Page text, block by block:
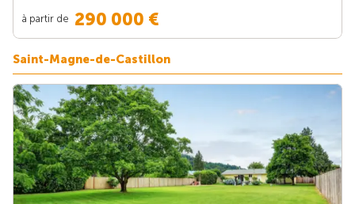
à partir de 290 000 €
Saint-Magne-de-Castillon